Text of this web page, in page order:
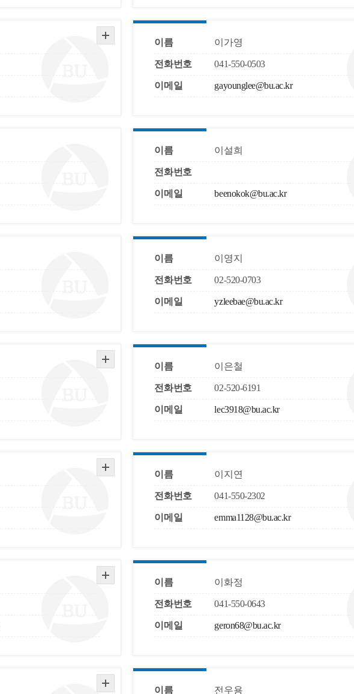
이름 이가영
전화번호 041-550-0503
이메일 gayounglee@bu.ac.kr
이름 이설희
전화번호
이메일 beenokok@bu.ac.kr
이름 이영지
전화번호 02-520-0703
이메일 yzleebae@bu.ac.kr
이름 이은철
전화번호 02-520-6191
이메일 lec3918@bu.ac.kr
이름 이지연
전화번호 041-550-2302
이메일 emma1128@bu.ac.kr
이름 이화정
전화번호 041-550-0643
이메일 geron68@bu.ac.kr
이름 전우용